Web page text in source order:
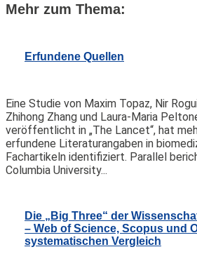
Mehr zum Thema:
Erfundene Quellen
Eine Studie von Maxim Topaz, Nir
Zhihong Zhang und Laura-Maria
veröffentlicht in „The Lancet“, hat
erfundene Literaturangaben in
Fachartikeln identifiziert. Parallel
Columbia University...
Die „Big Three“ der
– Web of Science, Scopus und
systematischen Vergleich